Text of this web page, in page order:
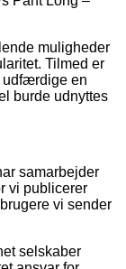
muligheder
Tilmed er
udfærdige en
burde udnyttes
samarbejder
vi publicerer
vi sender
selskaber